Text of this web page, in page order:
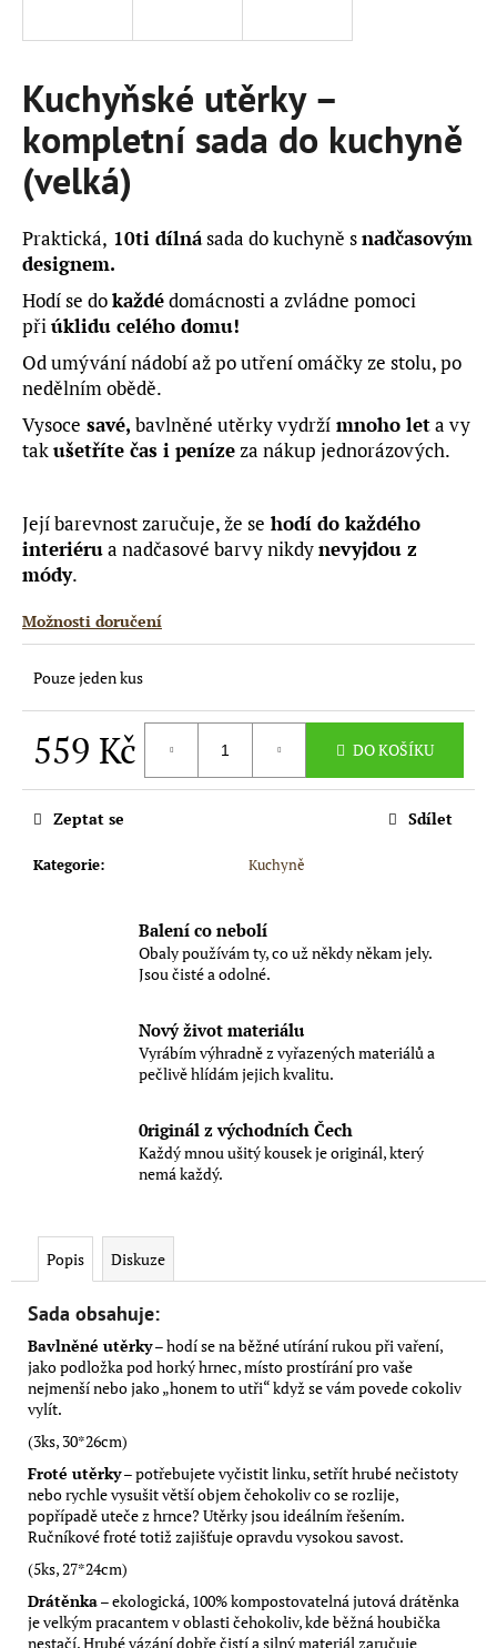
Kuchyňské utěrky –
kompletní sada do kuchyně
(velká)
Praktická, 10ti dílnásada do kuchyně snadčasovým
designem.
Hodí se dokaždédomácnosti a zvládne pomoci
přiúklidu celého domu!
Od umývání nádobí až po utření omáčky ze stolu, po
nedělním obědě.
Vysoce savé, bavlněné utěrky vydrží mnoho leta vy
takušetříte čas i penízeza nákup jednorázových.
Její barevnost zaručuje, že se hodí do každého
interiérua nadčasové barvy nikdynevyjdou z
módy.
Možnosti doručení
Pouze jeden kus
559 Kč DO KOŠÍKU
Kategorie: Kuchyně
Zeptat se Sdílet
Balení co nebolí
Obaly používám ty, co už někdy někam jely.
Jsou čisté a odolné.
Nový život materiálu
Vyrábím výhradně z vyřazených materiálů a
pečlivě hlídám jejich kvalitu.
0riginál z východních Čech
Každý mnou ušitý kousek je originál, který
nemá každý.
Popis Diskuze
Sada obsahuje:
Bavlněné utěrky– hodí se na běžné utírání rukou při vaření,
jako podložka pod horký hrnec, místo prostírání pro vaše
nejmenší nebo jako „honem to utři“ když se vám povede cokoliv
vylít.
(3ks, 30*26cm)
Froté utěrky– potřebujete vyčistit linku, setřít hrubé nečistoty
nebo rychle vysušit větší objem čehokoliv co se rozlije,
popřípadě uteče z hrnce? Utěrky jsou ideálním řešením.
Ručníkové froté totiž zajišťuje opravdu vysokou savost.
(5ks, 27*24cm)
Drátěnka– ekologická, 100% kompostovatelná jutová drátěnka
je velkým pracantem v oblasti čehokoliv, kde běžná houbička
nestačí. Hrubé vázání dobře čistí a silný materiál zaručuje
í
t
?
D
o
p
o
r
u
j
e
e
HOUBIČKA
NA
159